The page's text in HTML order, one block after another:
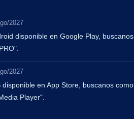
2027
disponible en Google Play, buscanos
2027
disponible en App Store, buscanos como
Player".